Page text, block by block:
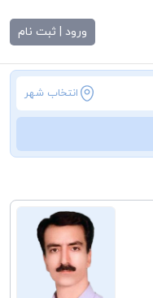
ورود | ثبت نام
انتخاب شهر